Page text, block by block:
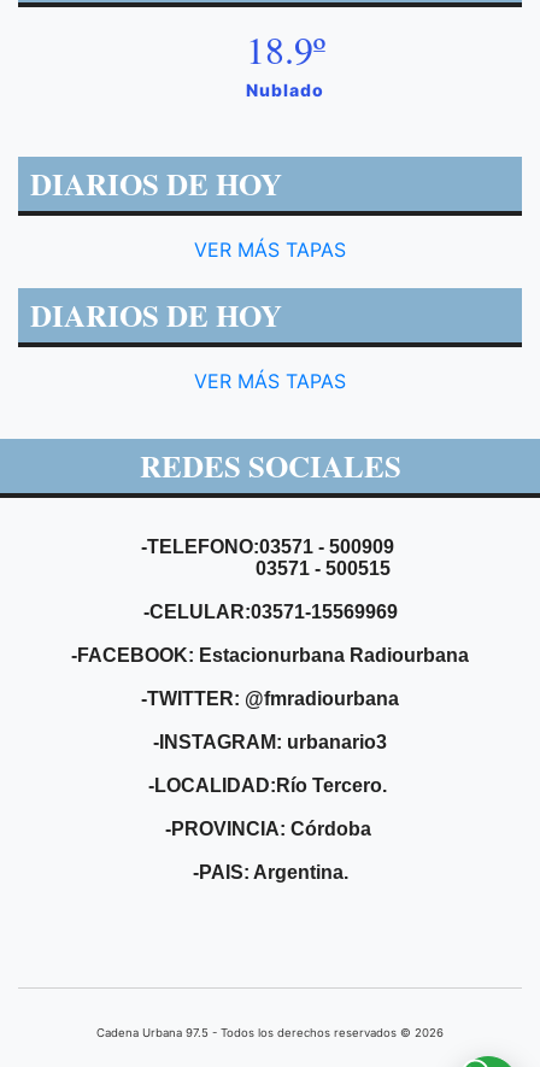
18.9º
Nublado
DIARIOS DE HOY
VER MÁS TAPAS
DIARIOS DE HOY
VER MÁS TAPAS
REDES SOCIALES
-TELEFONO:03571 - 500909
03571 - 500515
-CELULAR:03571-15569969
-FACEBOOK: Estacionurbana Radiourbana
-TWITTER: @fmradiourbana
-INSTAGRAM: urbanario3
-LOCALIDAD:Río Tercero.
-PROVINCIA: Córdoba
-PAIS: Argentina.
Cadena Urbana ​97.5 - Todos los derechos reservados © 2026